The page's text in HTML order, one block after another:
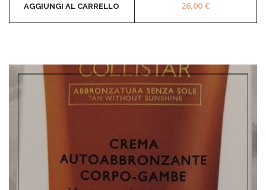
26,00€
AGGIUNGI AL CARRELLO